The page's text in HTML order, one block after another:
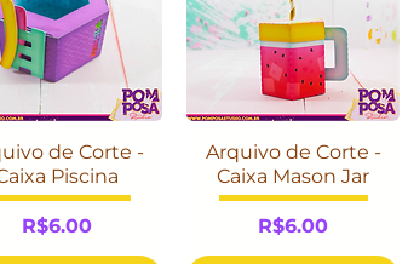
de Corte -
Piscina
Price
R$6.00
Arquivo de Corte -
Caixa Mason Jar
Price
R$6.00